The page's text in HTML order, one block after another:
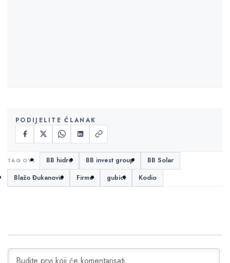
PODIJELITE ČLANAK
BB hidro BB invest group
BB Solar
Blažo Đukanović
Firme gubici Kodio